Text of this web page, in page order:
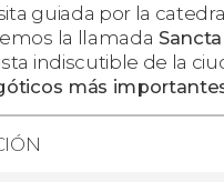
guiada por la
la llamada
indiscutible de la
más